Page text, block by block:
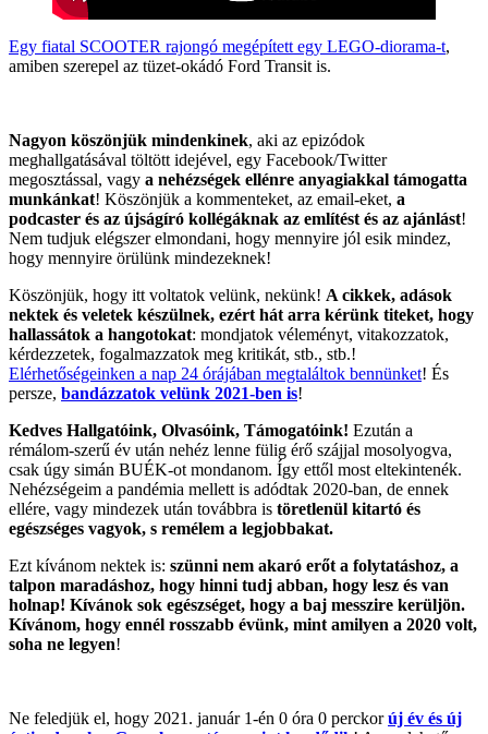
Egy fiatal SCOOTER rajongó megépített egy LEGO-diorama-t,
amiben szerepel az tüzet-okádó Ford Transit is.
Nagyon köszönjük mindenkinek, aki az epizódok
meghallgatásával töltött idejével, egy Facebook/Twitter
megosztással, vagy a nehézségek ellénre anyagiakkal támogatta
munkánkat! Köszönjük a kommenteket, az email-eket, a
podcaster és az újságíró kollégáknak az említést és az ajánlást!
Nem tudjuk elégszer elmondani, hogy mennyire jól esik mindez,
hogy mennyire örülünk mindezeknek!
Köszönjük, hogy itt voltatok velünk, nekünk! A cikkek, adások
nektek és veletek készülnek, ezért hát arra kérünk titeket, hogy
hallassátok a hangotokat: mondjatok véleményt, vitakozzatok,
kérdezzetek, fogalmazzatok meg kritikát, stb., stb.!
Elérhetőségeinken a nap 24 órájában megtaláltok bennünket! És
persze, bandázzatok velünk 2021-ben is!
Kedves Hallgatóink, Olvasóink, Támogatóink! Ezután a
rémálom-szerű év után nehéz lenne fülig érő szájjal mosolyogva,
csak úgy simán BUÉK-ot mondanom. Így ettől most eltekintenék.
Nehézségeim a pandémia mellett is adódtak 2020-ban, de ennek
ellére, vagy mindezek után továbbra is töretlenül kitartó és
egészséges vagyok, s remélem a legjobbakat.
Ezt kívánom nektek is: szünni nem akaró erőt a folytatáshoz, a
talpon maradáshoz, hogy hinni tudj abban, hogy lesz és van
holnap! Kívánok sok egészséget, hogy a baj messzire kerüljön.
Kívánom, hogy ennél rosszabb évünk, mint amilyen a 2020 volt,
soha ne legyen!
Ne feledjük el, hogy 2021. január 1-én 0 óra 0 perckorúj év és új